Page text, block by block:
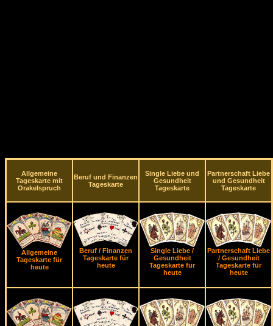
Allgemeine
Tageskarte mit
Orakelspruch
Beruf und Finanzen
Tageskarte
Single Liebe und
Gesundheit
Tageskarte
Partnerschaft Liebe
und Gesundheit
Tageskarte
Allgemeine
Tageskarte für
heute
Beruf / Finanzen
Tageskarte für
heute
Single Liebe /
Gesundheit
Tageskarte für
heute
Partnerschaft Liebe
/ Gesundheit
Tageskarte für
heute